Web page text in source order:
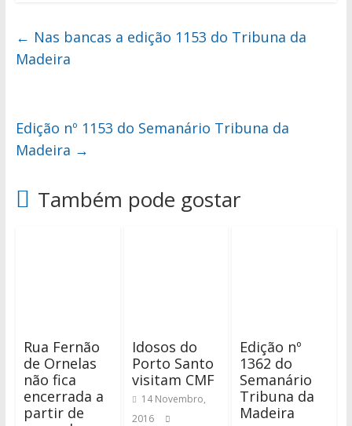
← Nas bancas a edição 1153 do Tribuna da
Madeira
Edição nº 1153 do Semanário Tribuna da
Madeira →
Também pode gostar
Rua Fernão
de Ornelas
não fica
encerrada a
partir de
Idosos do
Porto Santo
visitam CMF
14 Novembro,
2016
Edição nº
1362 do
Semanário
Tribuna da
Madeira